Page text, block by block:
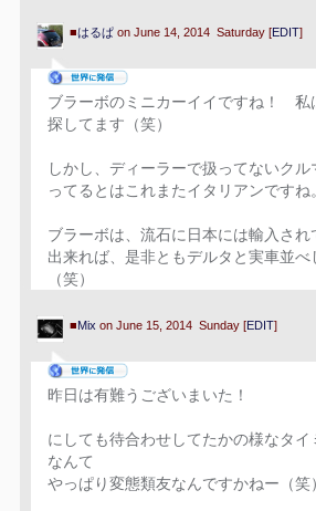
■はるぱon June 14, 2014 Saturday [EDIT]
ブラーボのミニカーイイですね！ 私
探してます（笑）
しかし、ディーラーで扱ってないク
ってるとはこれまたイタリアンです
ブラーボは、流石に日本には輸入さ
出来れば、是非ともデルタと実車並べ
（笑）
■Mix on June 15, 2014 Sunday [EDIT]
昨日は有難うございまいた！
にしても待合わせしてたかの様なタイ
なんて
やっぱり変態類友なんですかねー（笑）